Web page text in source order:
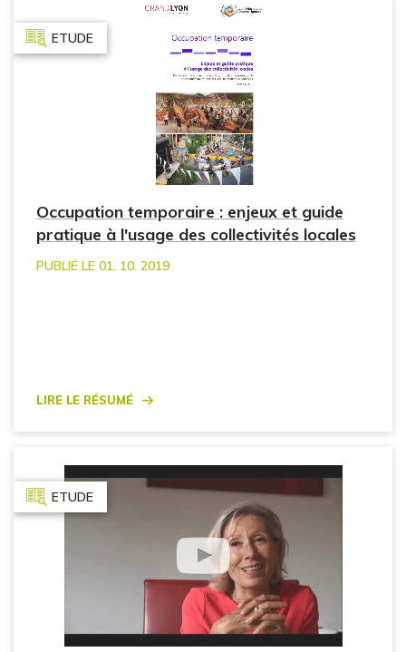
ETUDE
Occupation temporaire : enjeux et guide
pratique à l'usage des collectivités locales
PUBLIÉ LE 01. 10. 2019
Lire le résumé
ETUDE